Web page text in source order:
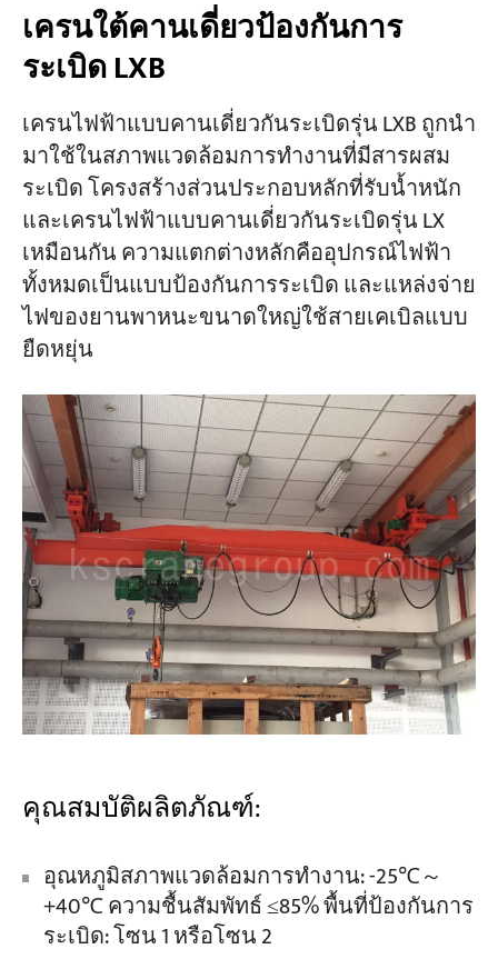
เครนใต้คานเดี่ยวป้องกันการ
ระเบิด LXB
เครนไฟฟ้าแบบคานเดี่ยวกันระเบิดรุ่น LXB ถูกนำ
มาใช้ในสภาพแวดล้อมการทำงานที่มีสารผสม
ระเบิด โครงสร้างส่วนประกอบหลักที่รับน้ำหนัก
และเครนไฟฟ้าแบบคานเดี่ยวกันระเบิดรุ่น LX
เหมือนกัน ความแตกต่างหลักคืออุปกรณ์ไฟฟ้า
ทั้งหมดเป็นแบบป้องกันการระเบิด และแหล่งจ่าย
ไฟของยานพาหนะขนาดใหญ่ใช้สายเคเบิลแบบ
ยืดหยุ่น
คุณสมบัติผลิตภัณฑ์:
อุณหภูมิสภาพแวดล้อมการทำงาน: -25℃～
+40℃ ความชื้นสัมพัทธ์ ≤85% พื้นที่ป้องกันการ
ระเบิด: โซน 1 หรือโซน 2